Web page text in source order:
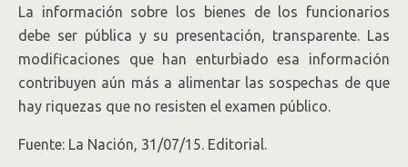
La información sobre los bienes de los funcionarios
debe ser pública y su presentación, transparente. Las
modificaciones que han enturbiado esa información
contribuyen aún más a alimentar las sospechas de que
hay riquezas que no resisten el examen público.
Fuente: La Nación, 31/07/15. Editorial.